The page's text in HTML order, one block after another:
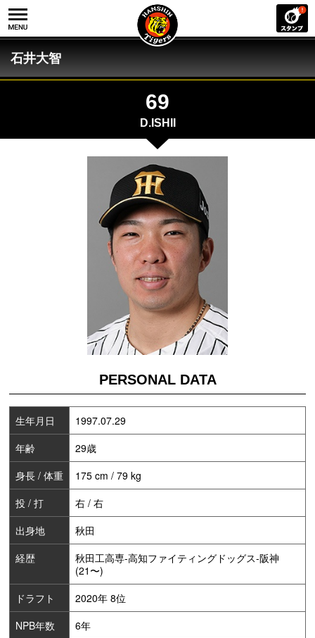
石井大智
69
D.ISHII
PERSONAL DATA
生年月日
1997.07.29
年齢
29歳
身長 / 体重
175 cm / 79 kg
投 / 打
右 / 右
出身地
秋田
経歴
秋田工高専-高知ファイティングドッグス-阪神
(21〜)
ドラフト
2020年 8位
NPB年数
6年